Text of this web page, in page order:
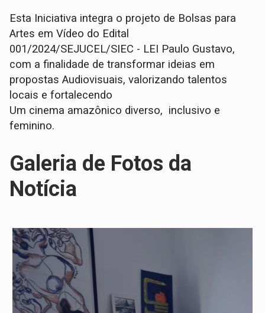
Esta Iniciativa integra o projeto de Bolsas para
Artes em Vídeo do Edital
001/2024/SEJUCEL/SIEC - LEI Paulo Gustavo,
com a finalidade de transformar ideias em
propostas Audiovisuais, valorizando talentos
locais e fortalecendo
Um cinema amazônico diverso, inclusivo e
feminino.
Galeria de Fotos da
Notícia